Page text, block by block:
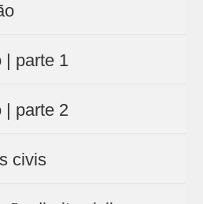
| parte 1
| parte 2
civis